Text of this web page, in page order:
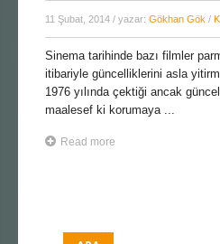
11 Şubat, 2014 / yazar: Gökhan Gök /
Sinema tarihinde bazı filmler
itibariyle güncelliklerini asla
1976 yılında çektiği ancak
maalesef ki korumaya ...
Read more